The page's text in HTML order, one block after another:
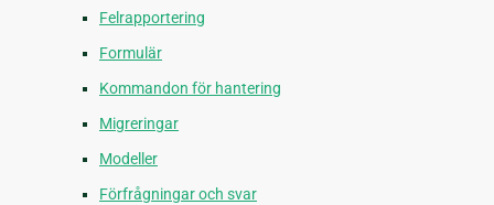
Felrapportering
Formulär
Kommandon för hantering
Migreringar
Modeller
Förfrågningar och svar